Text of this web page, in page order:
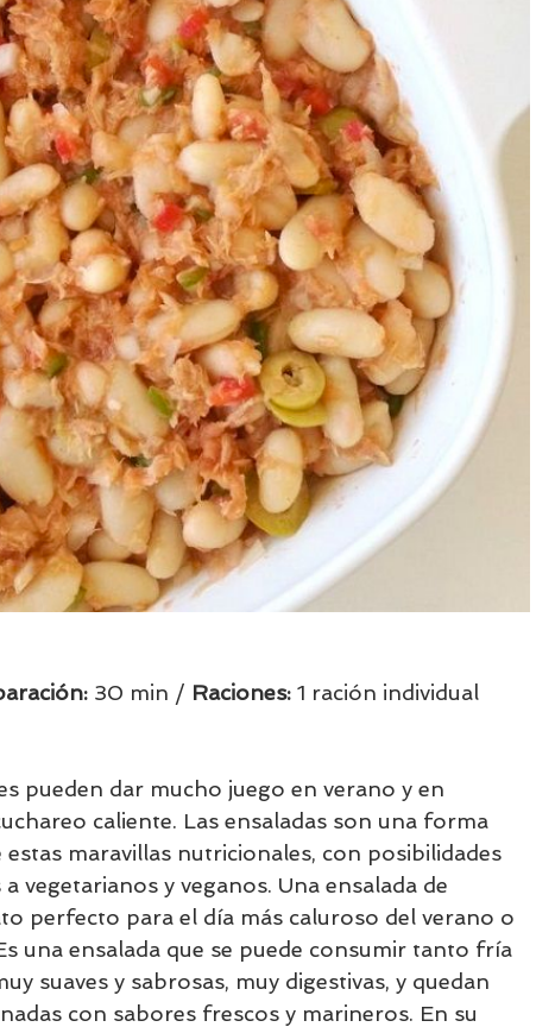
30 min / Raciones: 1 ración individual
pueden dar mucho juego en verano y en
caliente. Las ensaladas son una forma
maravillas nutricionales, con posibilidades
vegetarianos y veganos. Una ensalada de
perfecto para el día más caluroso del verano o
una ensalada que se puede consumir tanto fría
suaves y sabrosas, muy digestivas, y quedan
con sabores frescos y marineros. En su